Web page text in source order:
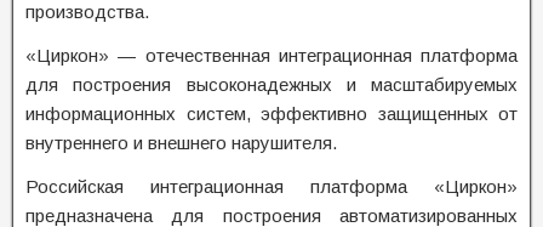
производства.
«Циркон» — отечественная интеграционная платформа
для построения высоконадежных и масштабируемых
информационных систем, эффективно защищенных от
внутреннего и внешнего нарушителя.
Российская интеграционная платформа «Циркон»
предназначена для построения автоматизированных